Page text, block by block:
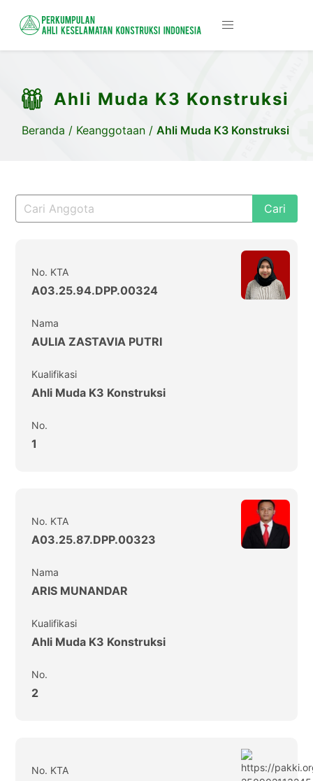
Ahli Muda K3 Konstruksi
Beranda / Keanggotaan / Ahli Muda K3 Konstruksi
Cari
No. KTA
A03.25.94.DPP.00324
Nama
AULIA ZASTAVIA PUTRI
Kualifikasi
Ahli Muda K3 Konstruksi
No.
1
No. KTA
A03.25.87.DPP.00323
Nama
ARIS MUNANDAR
Kualifikasi
Ahli Muda K3 Konstruksi
No.
2
No. KTA